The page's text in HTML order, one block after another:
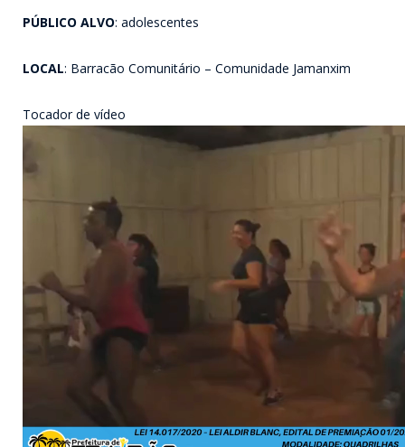
PÚBLICO ALVO: adolescentes
LOCAL: Barracão Comunitário – Comunidade Jamanxim
Tocador de vídeo